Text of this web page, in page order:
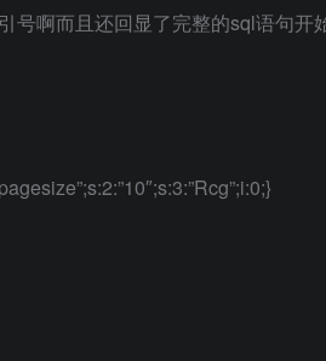
啊而且还回显了完整的sql语句开